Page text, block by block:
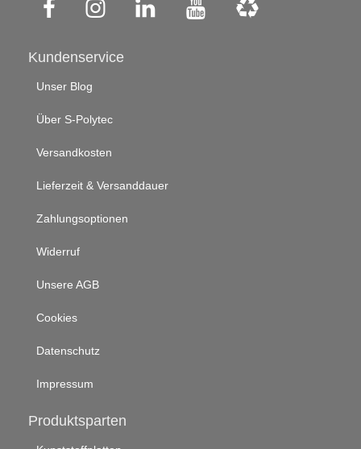
Kundenservice
Unser Blog
Über S-Polytec
Versandkosten
Lieferzeit & Versanddauer
Zahlungsoptionen
Widerruf
Unsere AGB
Cookies
Datenschutz
Impressum
Produktsparten